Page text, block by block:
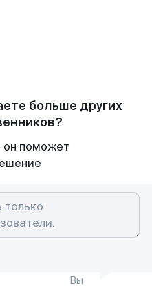
больше других
он поможет
Вы